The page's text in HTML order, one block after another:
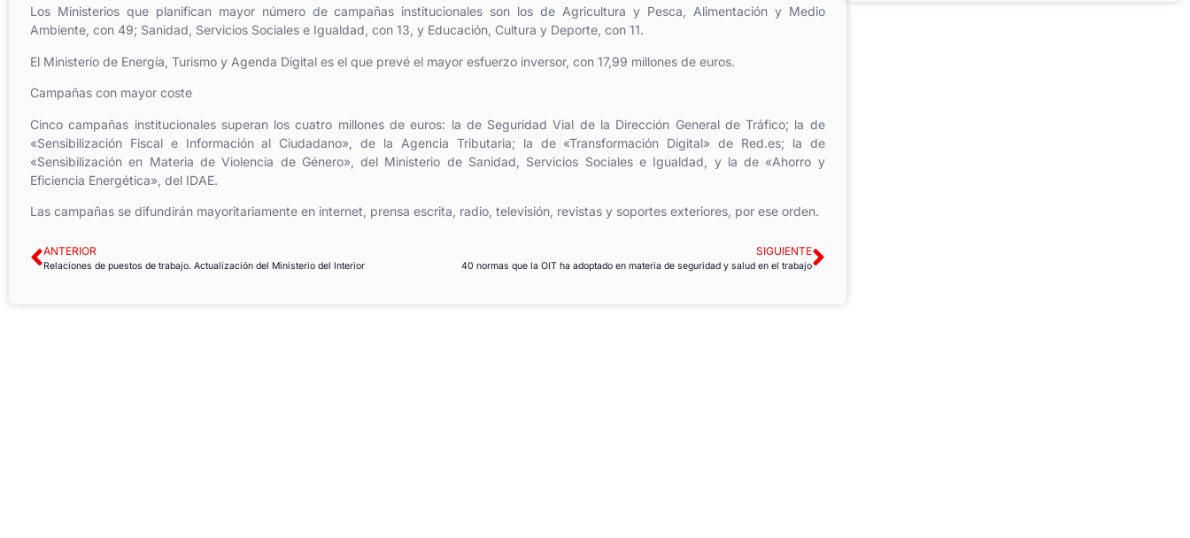
Los Ministerios que planifican mayor número de campañas institucionales son los de Agricultura y Pesca, Alimentación y Medio
Ambiente, con 49; Sanidad, Servicios Sociales e Igualdad, con 13, y Educación, Cultura y Deporte, con 11.
El Ministerio de Energía, Turismo y Agenda Digital es el que prevé el mayor esfuerzo inversor, con 17,99 millones de euros.
Campañas con mayor coste
Cinco campañas institucionales superan los cuatro millones de euros: la de Seguridad Vial de la Dirección General de Tráfico; la de
«Sensibilización Fiscal e Información al Ciudadano», de la Agencia Tributaria; la de «Transformación Digital» de Red.es; la de
«Sensibilización en Materia de Violencia de Género», del Ministerio de Sanidad, Servicios Sociales e Igualdad, y la de «Ahorro y
Eficiencia Energética», del IDAE.
Las campañas se difundirán mayoritariamente en internet, prensa escrita, radio, televisión, revistas y soportes exteriores, por ese orden.
ANTERIOR
Relaciones de puestos de trabajo. Actualización del Ministerio del Interior
SIGUIENTE
40 normas que la OIT ha adoptado en materia de seguridad y salud en el trabajo